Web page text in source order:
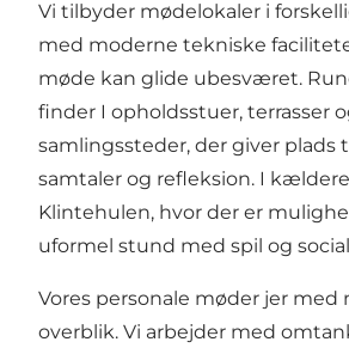
Vi tilbyder mødelokaler i
med moderne tekniske
møde kan glide ubesværet.
finder I opholdsstuer, terrasser
samlingssteder, der giver plads
samtaler og refleksion. I
Klintehulen, hvor der er
uformel stund med spil og
Vores personale møder jer
overblik. Vi arbejder med